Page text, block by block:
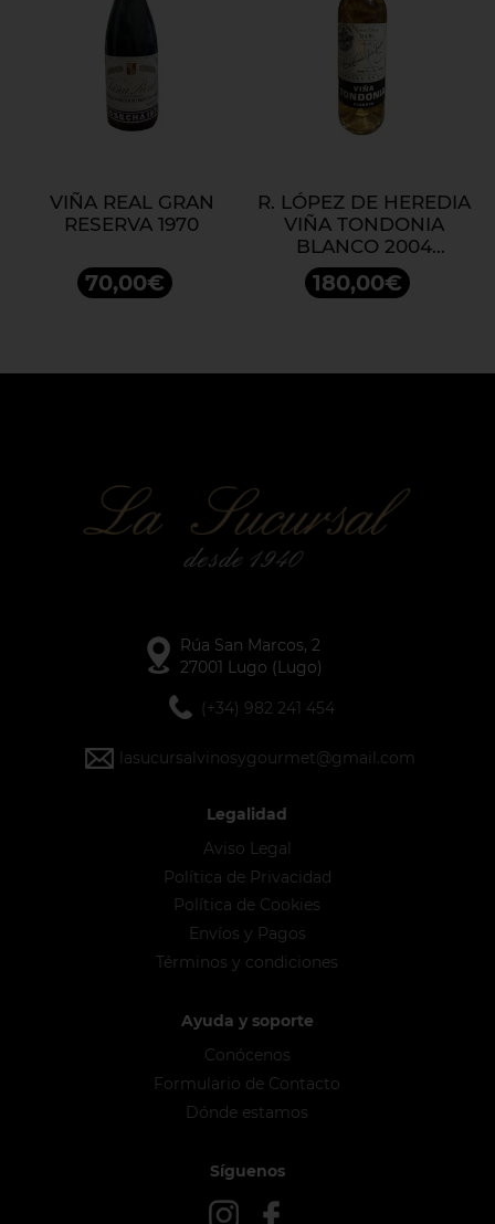
VIÑA REAL GRAN
RESERVA 1970
70,00€
R. LÓPEZ DE HEREDIA
VIÑA TONDONIA
BLANCO 2004
RESERVA
180,00€
Rúa San Marcos, 2
27001 Lugo (Lugo)
(+34) 982 241 454
lasucursalvinosygourmet@gmail.com
Legalidad
Aviso Legal
Política de Privacidad
Política de Cookies
Envíos y Pagos
Términos y condiciones
Ayuda y soporte
Conócenos
Formulario de Contacto
Dónde estamos
Síguenos